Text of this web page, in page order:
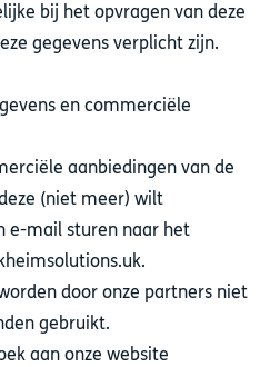
bij het opvragen van deze
gegevens verplicht zijn.
en commerciële
aanbiedingen van de
(niet meer) wilt
e-mail sturen naar het
door onze partners niet
gebruikt.
aan onze website